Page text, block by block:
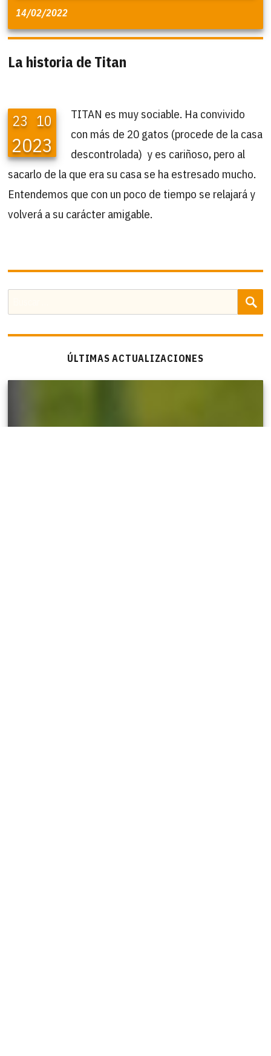
14/02/2022
La historia de Titan
23 10
2023
TITAN es muy sociable. Ha convivido
con más de 20 gatos (procede de la casa
descontrolada) y es cariñoso, pero al
sacarlo de la que era su casa se ha estresado mucho.
Entendemos que con un poco de tiempo se relajará y
volverá a su carácter amigable.
por:
ÚLTIMAS ACTUALIZACIONES